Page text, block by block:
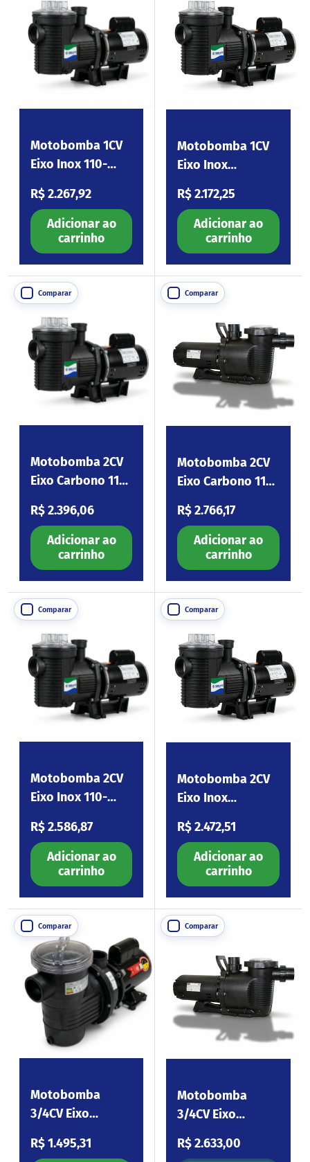
Motobomba 1CV
Eixo Inox 110-
Preço normal
R$ 2.267,92
Adicionar ao
carrinho
Motobomba 1CV
Eixo Inox
Eagle100.I3
Preço normal
R$ 2.172,25
Adicionar ao
carrinho
Comparar
Motobomba 2CV
Eixo Carbono 110-
Preço normal
R$ 2.396,06
Adicionar ao
carrinho
Comparar
Motobomba 2CV
Eixo Carbono 110-
Preço normal
R$ 2.766,17
Adicionar ao
carrinho
Comparar
Motobomba 2CV
Eixo Inox 110-
Preço normal
R$ 2.586,87
Adicionar ao
carrinho
Comparar
Motobomba 2CV
Eixo Inox
Eagle200.I3
Preço normal
R$ 2.472,51
Adicionar ao
carrinho
Comparar
Motobomba
3/4CV Eixo
BPF075
Preço normal
R$ 1.495,31
Comparar
Motobomba
3/4CV Eixo
Platinum075
Preço normal
R$ 2.633,00